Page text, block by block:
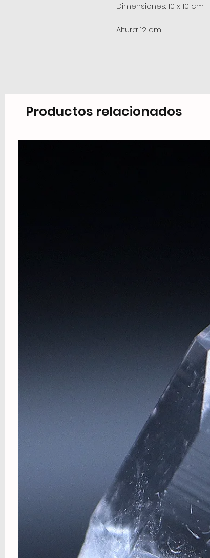
Dimensiones: 10 x 10 cm
Altura: 12 cm
Productos relacionados